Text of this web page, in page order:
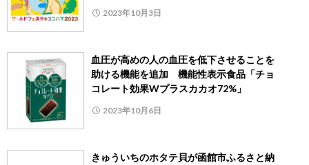
2023年10月3日
血圧が高めの人の血圧を低下させることを
助ける機能を追加 機能性表示食品「チョ
コレート効果Wプラスカカオ72%」
2023年10月6日
きゅういちのホタテ貝が函館市ふるさと納